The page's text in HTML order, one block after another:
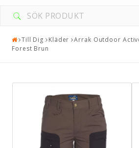
Till Dig Kläder
Arrak Outdoor
Forest Brun